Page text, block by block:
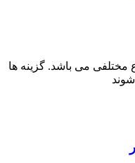
مختلفی می باشد. گزینه ها